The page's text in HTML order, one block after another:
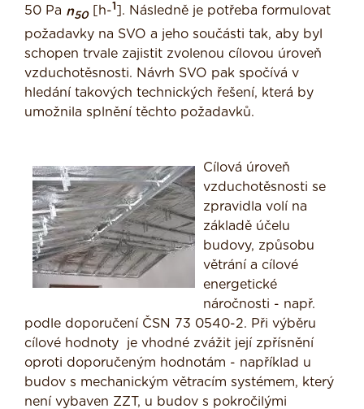
50 Pa n50 [h-1
]. Následně je potřeba formulovat
požadavky na SVO a jeho součásti tak, aby byl
schopen trvale zajistit zvolenou cílovou úroveň
vzduchotěsnosti. Návrh SVO pak spočívá v
hledání takových technických řešení, která by
umožnila splnění těchto požadavků.
Cílová úroveň
vzduchotěsnosti se
zpravidla volí na
základě účelu
budovy, způsobu
větrání a cílové
energetické
náročnosti - např.
podle doporučení ČSN 73 0540-2. Při výběru
cílové hodnoty je vhodné zvážit její zpřísnění
oproti doporučeným hodnotám - například u
budov s mechanickým větracím systémem, který
není vybaven ZZT, u budov s pokročilými